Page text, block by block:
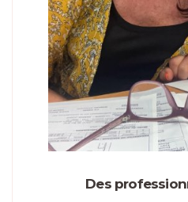
Des